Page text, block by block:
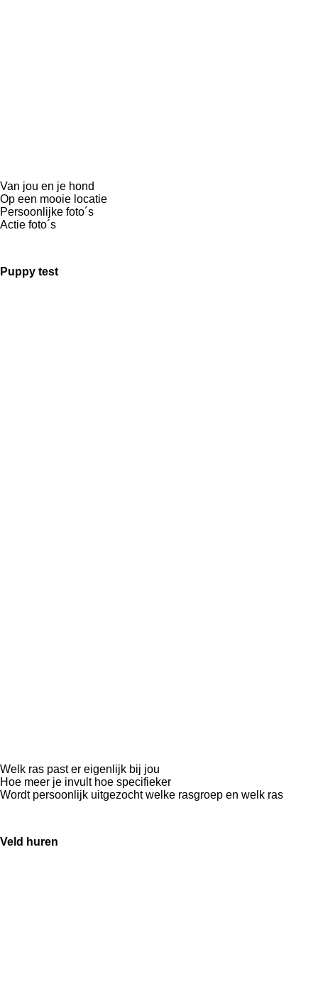
Van jou en je hond
Op een mooie locatie
Persoonlijke foto´s
Actie foto´s
Puppy test
Welk ras past er eigenlijk bij jou
Hoe meer je invult hoe specifieker
Wordt persoonlijk uitgezocht welke rasgroep en welk ras
Veld huren